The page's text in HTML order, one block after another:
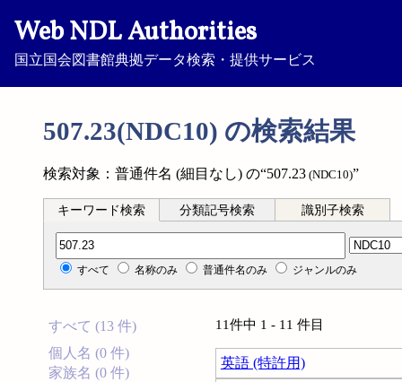
Web NDL Authorities
国立国会図書館典拠データ検索・提供サービス
507.23(NDC10) の検索結果
検索対象：普通件名 (細目なし) の“507.23 (NDC10)”
キーワード検索 分類記号検索 識別子検索
分類記号検索
すべて 名称のみ 普通件名のみ ジャンルのみ
すべて (13 件)
個人名 (0 件)
家族名 (0 件)
11件中 1 - 11 件目
英語 (特許用)